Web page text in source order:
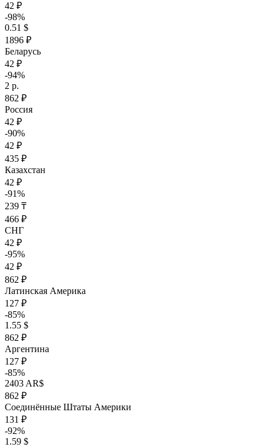
42 ₽
-98%
0.51 $
1896 ₽
Беларусь
42 ₽
-94%
2 р.
862 ₽
Россия
42 ₽
-90%
42 ₽
435 ₽
Казахстан
42 ₽
-91%
239 ₸
466 ₽
СНГ
42 ₽
-95%
42 ₽
862 ₽
Латинская Америка
127 ₽
-85%
1.55 $
862 ₽
Аргентина
127 ₽
-85%
2403 AR$
862 ₽
Соединённые Штаты Америки
131 ₽
-92%
1.59 $